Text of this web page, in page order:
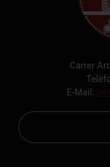
Carrer
E-Mail: